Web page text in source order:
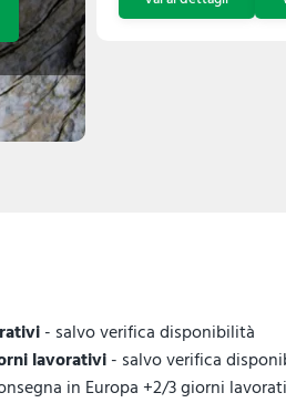
- salvo verifica disponibilità
lavorativi- salvo verifica
in Europa +2/3 giorni